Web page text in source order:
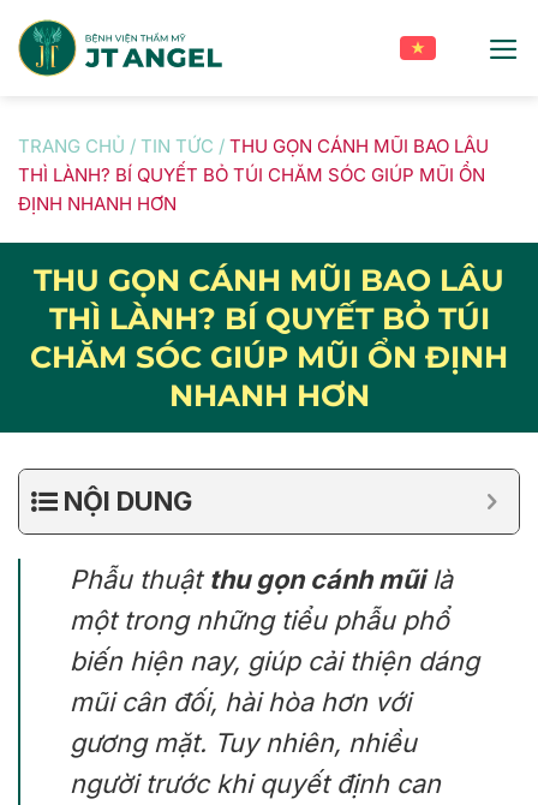
content
TRANG CHỦ / TIN TỨC / THU GỌN CÁNH MŨI BAO LÂU
THÌ LÀNH? BÍ QUYẾT BỎ TÚI CHĂM SÓC GIÚP MŨI ỔN
ĐỊNH NHANH HƠN
THU GỌN CÁNH MŨI BAO LÂU
THÌ LÀNH? BÍ QUYẾT BỎ TÚI
CHĂM SÓC GIÚP MŨI ỔN ĐỊNH
NHANH HƠN
NỘI DUNG
Phẫu thuậtthu gọn cánh mũilà
một trong những tiểu phẫu phổ
biến hiện nay, giúp cải thiện dáng
mũi cân đối, hài hòa hơn với
gương mặt. Tuy nhiên, nhiều
người trước khi quyết định can